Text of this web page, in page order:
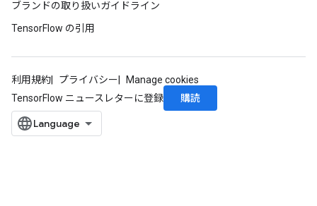
ブランドの取り扱いガイドライン
TensorFlow の引用
利用規約 プライバシー
Manage cookies
TensorFlow ニュースレターに登録
購読